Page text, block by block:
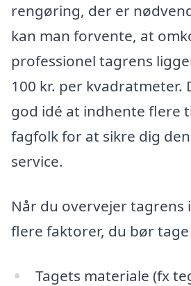
rengøring, der er
kan man forvente, at
professionel tagrens
100 kr. per kvadratmeter.
god idé at indhente flere
fagfolk for at sikre dig
service.
Når du overvejer tagrens
flere faktorer, du bør
Tagets materiale (fx